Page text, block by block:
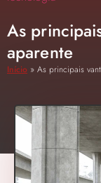
As
aparente
Início » As principais